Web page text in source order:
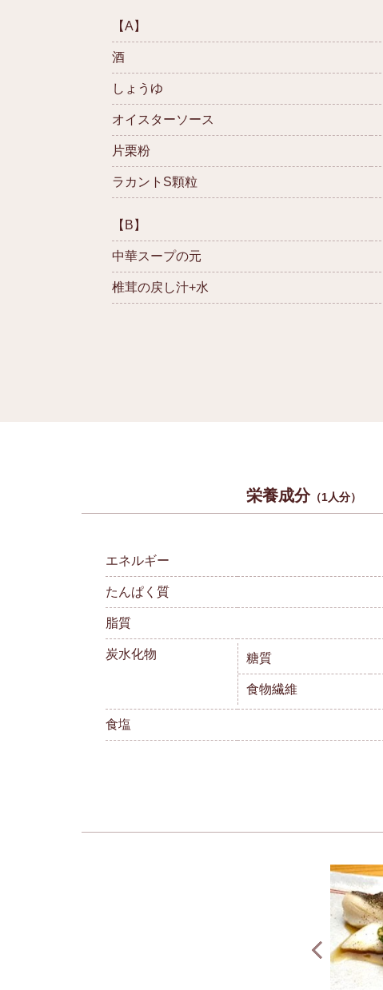
【A】
酒
しょうゆ
オイスターソース
片栗粉
ラカントS顆粒
【B】
中華スープの元
椎茸の戻し汁+水
栄養成分（1人分）
エネルギー
たんぱく質
脂質
炭水化物 糖質
食物繊維
食塩